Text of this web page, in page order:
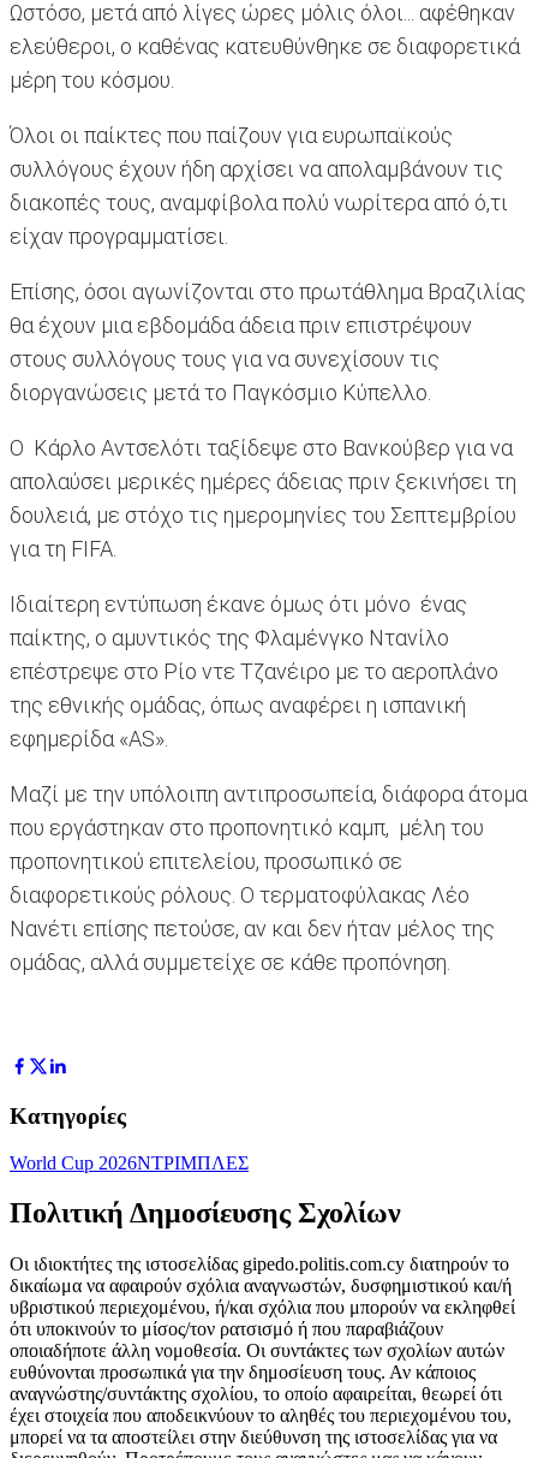
Ωστόσο, μετά από λίγες ώρες μόλις όλοι... αφέθηκαν
ελεύθεροι, ο καθένας κατευθύνθηκε σε διαφορετικά
μέρη του κόσμου.
Όλοι οι παίκτες που παίζουν για ευρωπαϊκούς
συλλόγους έχουν ήδη αρχίσει να απολαμβάνουν τις
διακοπές τους, αναμφίβολα πολύ νωρίτερα από ό,τι
είχαν προγραμματίσει.
Επίσης, όσοι αγωνίζονται στο πρωτάθλημα Βραζιλίας
θα έχουν μια εβδομάδα άδεια πριν επιστρέψουν
στους συλλόγους τους για να συνεχίσουν τις
διοργανώσεις μετά το Παγκόσμιο Κύπελλο.
Ο Κάρλο Αντσελότι ταξίδεψε στο Βανκούβερ για να
απολαύσει μερικές ημέρες άδειας πριν ξεκινήσει τη
δουλειά, με στόχο τις ημερομηνίες του Σεπτεμβρίου
για τη FIFA.
Ιδιαίτερη εντύπωση έκανε όμως ότι μόνο ένας
παίκτης, ο αμυντικός της Φλαμένγκο Ντανίλο
επέστρεψε στο Ρίο ντε Τζανέιρο με το αεροπλάνο
της εθνικής ομάδας, όπως αναφέρει η ισπανική
εφημερίδα «AS».
Μαζί με την υπόλοιπη αντιπροσωπεία, διάφορα άτομα
που εργάστηκαν στο προπονητικό καμπ, μέλη του
προπονητικού επιτελείου, προσωπικό σε
διαφορετικούς ρόλους. Ο τερματοφύλακας Λέο
Νανέτι επίσης πετούσε, αν και δεν ήταν μέλος της
ομάδας, αλλά συμμετείχε σε κάθε προπόνηση.
Κατηγορίες
World Cup 2026ΝΤΡΙΜΠΛΕΣ
Πολιτική Δημοσίευσης Σχολίων
Οι ιδιοκτήτες της ιστοσελίδας gipedo.politis.com.cy διατηρούν το
δικαίωμα να αφαιρούν σχόλια αναγνωστών, δυσφημιστικού και/ή
υβριστικού περιεχομένου, ή/και σχόλια που μπορούν να εκληφθεί
ότι υποκινούν το μίσος/τον ρατσισμό ή που παραβιάζουν
οποιαδήποτε άλλη νομοθεσία. Οι συντάκτες των σχολίων αυτών
ευθύνονται προσωπικά για την δημοσίευση τους. Αν κάποιος
αναγνώστης/συντάκτης σχολίου, το οποίο αφαιρείται, θεωρεί ότι
έχει στοιχεία που αποδεικνύουν το αληθές του περιεχομένου του,
μπορεί να τα αποστείλει στην διεύθυνση της ιστοσελίδας για να